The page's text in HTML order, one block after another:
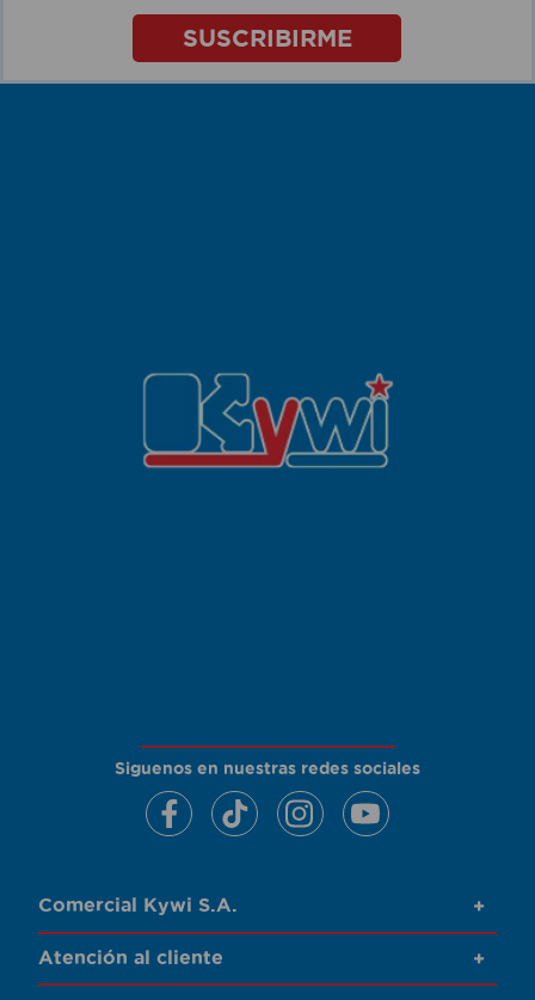
SUSCRIBIRME
Siguenos en nuestras redes sociales
Comercial Kywi S.A. +
Atención al cliente +